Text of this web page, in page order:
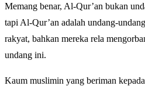
Memang benar, Al-Qur’an bukan
tapi Al-Qur’an adalah undang-
rakyat, bahkan mereka rela
undang ini.
Kaum muslimin yang beriman